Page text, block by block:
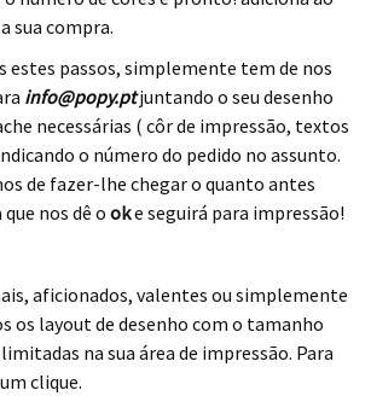
sua compra.
estes passos, simplemente tem de nos
info@popy.ptjuntando o seu desenho
necessárias ( côr de impressão, textos
o número do pedido no assunto.
de fazer-lhe chegar o quanto antes
nos dê o oke seguirá para impressão!
aficionados, valentes ou simplemente
os layout de desenho com o tamanho
na sua área de impressão. Para
clique.